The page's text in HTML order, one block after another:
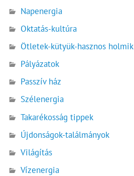
Napenergia
Oktatás-kultúra
Ötletek-kütyük-hasznos holmik
Pályázatok
Passzív ház
Szélenergia
Takarékosság tippek
Újdonságok-találmányok
Világítás
Vízenergia